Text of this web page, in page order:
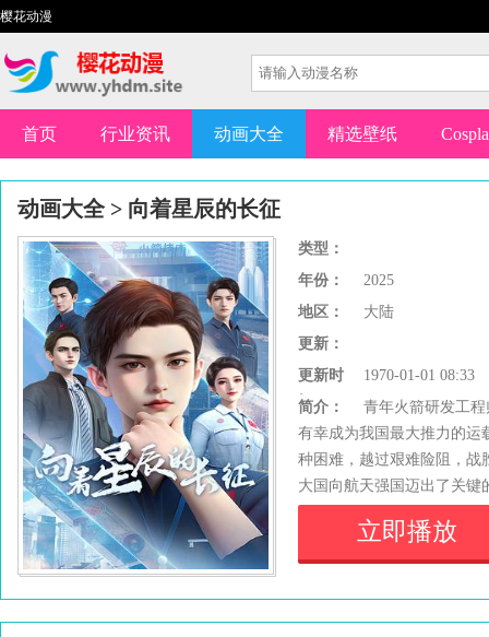
樱花动漫
首页 行业资讯 动画大全 精选壁纸
动画大全> 向着星辰的长征
类型：
年份：
2025
地区：
大陆
更新：
更新时
间：
1970-01-01 08:33
简介：
青年火箭研发工
有幸成为我国最大推力的运
种困难，越过艰难险阻，战
大国向航天强国迈出了关键
立即播放